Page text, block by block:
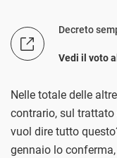
Decreto
Vedi il voto
Nelle totale delle
contrario, sul trattato
vuol dire tutto
gennaio lo